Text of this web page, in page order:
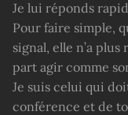
Je lui réponds
Pour faire simple,
signal, elle n’a
part agir comme
Je suis celui qui
conférence et de